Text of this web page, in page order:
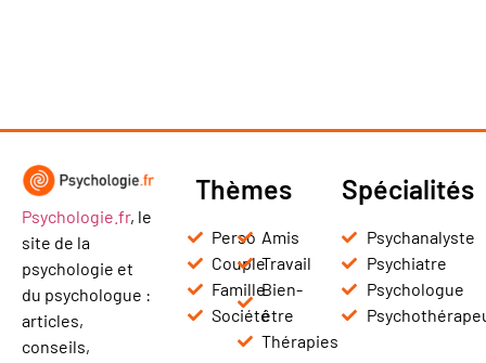
Psychologie.fr, le
site de la
psychologie et
du psychologue :
articles,
conseils,
Thèmes
Perso
Couple
Famille
Société
Amis
Travail
Bien-
être
Thérapies
Spécialités
Psychanalyste
Psychiatre
Psychologue